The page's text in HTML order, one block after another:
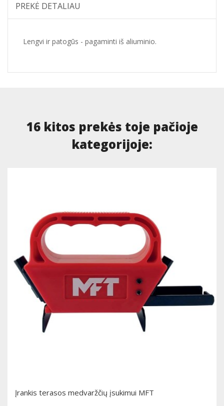
PREKĖ DETALIAU
Lengvi ir patogūs - pagaminti iš aliuminio.
16 kitos prekės toje pačioje
kategorijoje:
Įrankis terasos medvaržčių įsukimui MFT